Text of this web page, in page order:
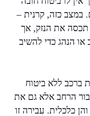
במצב כזה, קרנית –
תכסה את הנזק, אך
או הנהג כדי להשיב
ברכב ללא ביטוח
הרחב אלא גם את
כלכלית. עבירה זו